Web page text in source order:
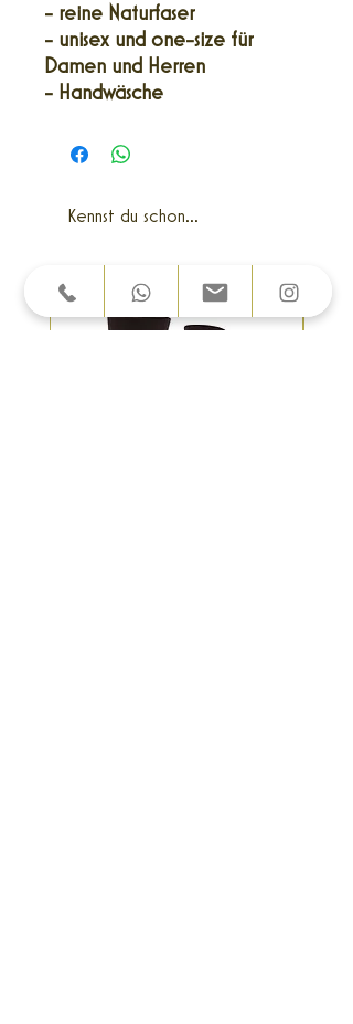
- reine Naturfaser
- unisex und one-size für
Damen und Herren
- Handwäsche
Kennst du schon...
Bestseller